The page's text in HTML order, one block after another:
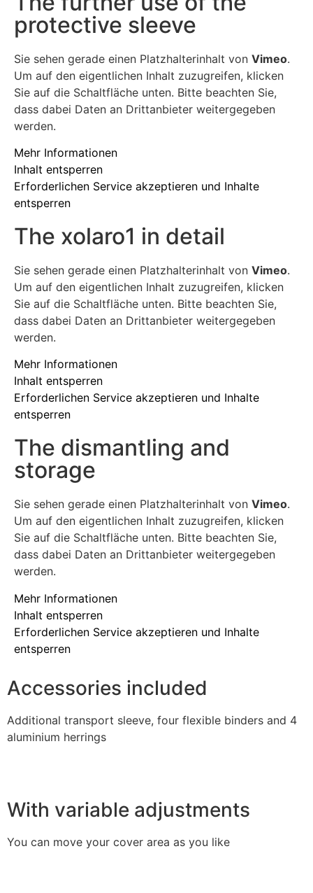
protective sleeve
Sie sehen gerade einen Platzhalterinhalt von Vimeo.
Um auf den eigentlichen Inhalt zuzugreifen, klicken
Sie auf die Schaltfläche unten. Bitte beachten Sie,
dass dabei Daten an Drittanbieter weitergegeben
werden.
Mehr Informationen
Inhalt entsperren
Erforderlichen Service akzeptieren und Inhalte
entsperren
The xolaro1 in detail
Sie sehen gerade einen Platzhalterinhalt von Vimeo.
Um auf den eigentlichen Inhalt zuzugreifen, klicken
Sie auf die Schaltfläche unten. Bitte beachten Sie,
dass dabei Daten an Drittanbieter weitergegeben
werden.
Mehr Informationen
Inhalt entsperren
Erforderlichen Service akzeptieren und Inhalte
entsperren
The dismantling and
storage
Sie sehen gerade einen Platzhalterinhalt von Vimeo.
Um auf den eigentlichen Inhalt zuzugreifen, klicken
Sie auf die Schaltfläche unten. Bitte beachten Sie,
dass dabei Daten an Drittanbieter weitergegeben
werden.
Mehr Informationen
Inhalt entsperren
Erforderlichen Service akzeptieren und Inhalte
entsperren
Accessories included
Additional transport sleeve, four flexible binders and 4
aluminium herrings
With variable adjustments
You can move your cover area as you like